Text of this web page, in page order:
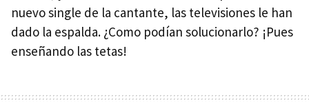
nuevo single de la cantante, las televisiones le han
dado la espalda. ¿Como podían solucionarlo? ¡Pues
enseñando las tetas!